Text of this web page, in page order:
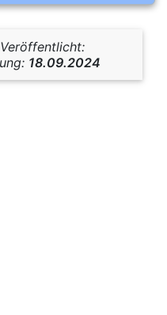
Veröffentlicht:
18.09.2024